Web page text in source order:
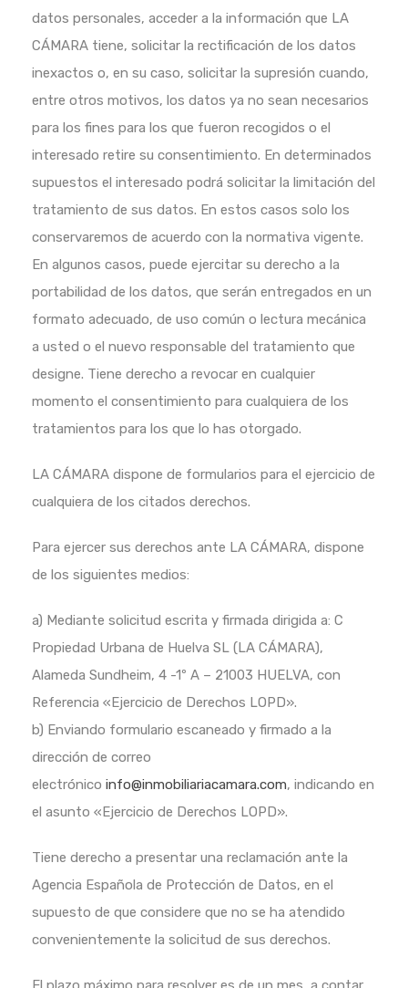
datos personales, acceder a la información que LA
CÁMARA tiene, solicitar la rectificación de los datos
inexactos o, en su caso, solicitar la supresión cuando,
entre otros motivos, los datos ya no sean necesarios
para los fines para los que fueron recogidos o el
interesado retire su consentimiento. En determinados
supuestos el interesado podrá solicitar la limitación del
tratamiento de sus datos. En estos casos solo los
conservaremos de acuerdo con la normativa vigente.
En algunos casos, puede ejercitar su derecho a la
portabilidad de los datos, que serán entregados en un
formato adecuado, de uso común o lectura mecánica
a usted o el nuevo responsable del tratamiento que
designe. Tiene derecho a revocar en cualquier
momento el consentimiento para cualquiera de los
tratamientos para los que lo has otorgado.
LA CÁMARA dispone de formularios para el ejercicio de
cualquiera de los citados derechos.
Para ejercer sus derechos ante LA CÁMARA, dispone
de los siguientes medios:
a) Mediante solicitud escrita y firmada dirigida a: C
Propiedad Urbana de Huelva SL (LA CÁMARA),
Alameda Sundheim, 4 -1º A – 21003 HUELVA, con
Referencia «Ejercicio de Derechos LOPD».
b) Enviando formulario escaneado y firmado a la
dirección de correo
electrónico info@inmobiliariacamara.com, indicando en
el asunto «Ejercicio de Derechos LOPD».
Tiene derecho a presentar una reclamación ante la
Agencia Española de Protección de Datos, en el
supuesto de que considere que no se ha atendido
convenientemente la solicitud de sus derechos.